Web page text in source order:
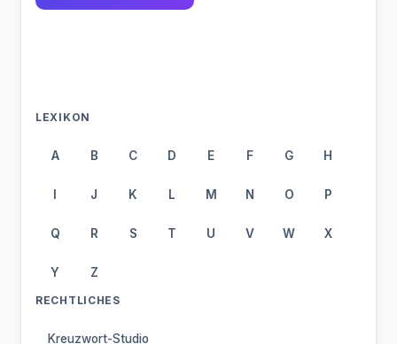
LEXIKON
A B C D E F G H
I J K L M N O P
Q R S T U V W X
Y Z
RECHTLICHES
Kreuzwort-Studio